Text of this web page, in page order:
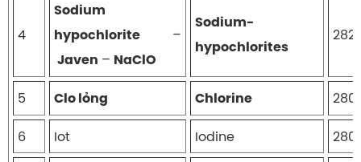
4
Sodium
hypochlorite –
Javen – NaClO
Sodium-
hypochlorites
5 Clolỏng Chlorine
6 Iot Iodine